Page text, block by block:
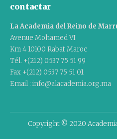
contactar
La Academia del Reino de
Avenue Mohamed VI
Km 4 10100 Rabat Maroc
Tél. +(212) 0537 75 51 99
Fax +(212) 0537 75 51 01
Email : info@alacademia.org.ma
Copyright © 2020